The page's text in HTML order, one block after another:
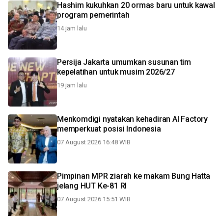
Hashim kukuhkan 20 ormas baru untuk kawal
program pemerintah
14 jam lalu
Persija Jakarta umumkan susunan tim
kepelatihan untuk musim 2026/27
19 jam lalu
Menkomdigi nyatakan kehadiran AI Factory
memperkuat posisi Indonesia
07 August 2026 16:48 WIB
Pimpinan MPR ziarah ke makam Bung Hatta
jelang HUT Ke-81 RI
07 August 2026 15:51 WIB